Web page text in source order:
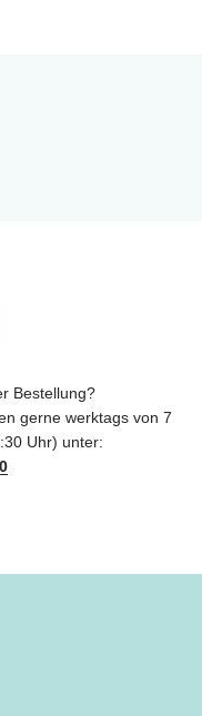
Bestellung?
gerne werktags von 7
Uhr) unter: